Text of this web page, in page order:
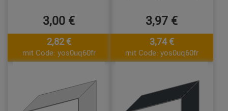
3,00 €
2,82 €
mit Code: yos0uq60fr
3,97 €
3,74 €
mit Code: yos0uq60fr